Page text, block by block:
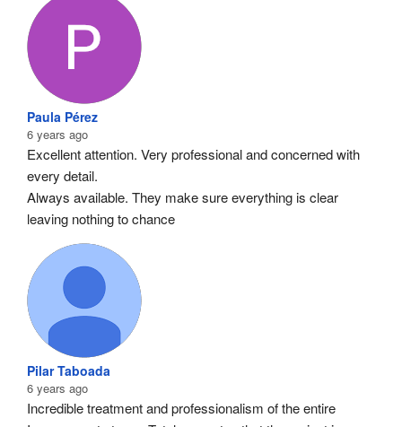
Paula Pérez
6 years ago
Excellent attention. Very professional and concerned with
every detail.
Always available. They make sure everything is clear
leaving nothing to chance
Pilar Taboada
6 years ago
Incredible treatment and professionalism of the entire